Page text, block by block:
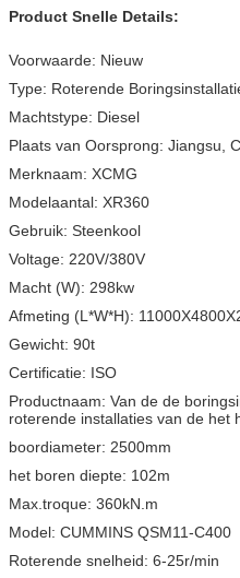
Product Snelle Details:
Voorwaarde: Nieuw
Type: Roterende
Machtstype: Diesel
Plaats van Oorsprong: Jiangsu,
Merknaam: XCMG
Modelaantal: XR360
Gebruik: Steenkool
Voltage: 220V/380V
Macht (W): 298kw
Afmeting (L*W*H):
Gewicht: 90t
Certificatie: ISO
Productnaam: Van de de
roterende installaties van de het
boordiameter: 2500mm
het boren diepte: 102m
Max.troque: 360kN.m
Model: CUMMINS QSM11-C400
Roterende snelheid: 6-25r/min